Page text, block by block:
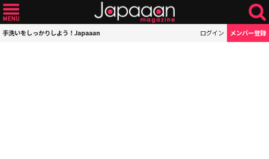
手洗いをしっかりしよう！Japaaan ログイン メンバー登録